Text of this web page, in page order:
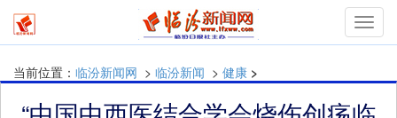
当前位置： 临汾新闻网 > 临汾新闻 > 健康 >